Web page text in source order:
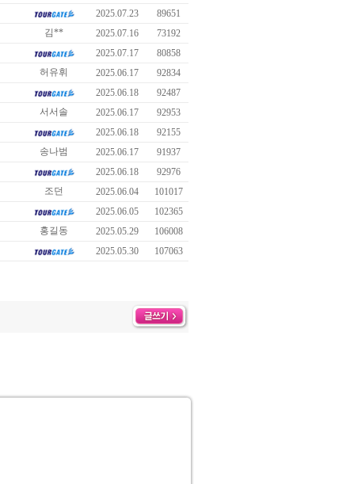
2025.07.23
89651
김** 2025.07.16
73192
2025.07.17
80858
허유휘 2025.06.17
92834
2025.06.18
92487
서서솔 2025.06.17
92953
2025.06.18
92155
송나범 2025.06.17
91937
2025.06.18
92976
조던 2025.06.04
101017
2025.06.05
102365
홍길동 2025.05.29
106008
2025.05.30 107063